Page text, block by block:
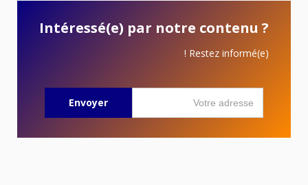
Intéressé(e) par notre contenu ?
Restez informé(e) !